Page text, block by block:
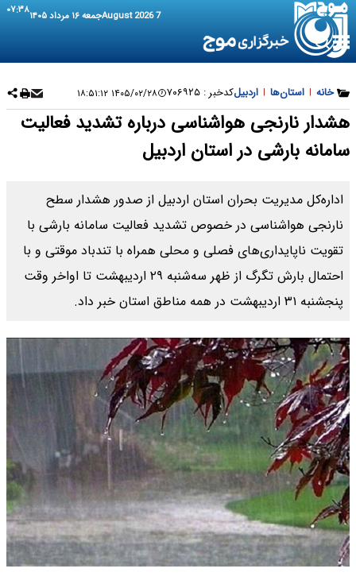
7 August 2026 جمعه ۱۶ مرداد ۱۴۰۵ ۰۷:۳۸
خانه | استان‌ها | اردبیلکدخبر : ۷۰۶۹۲۵ ۱۴۰۵/۰۲/۲۸ ۱۸:۵۱:۱۲
هشدار نارنجی هواشناسی درباره تشدید فعالیت
سامانه بارشی در استان اردبیل
اداره‌کل مدیریت بحران استان اردبیل از صدور هشدار سطح
نارنجی هواشناسی در خصوص تشدید فعالیت سامانه بارشی با
تقویت ناپایداری‌های فصلی و محلی همراه با تندباد موقتی و با
احتمال بارش تگرگ از ظهر سه‌شنبه ۲۹ اردیبهشت تا اواخر وقت
پنجشنبه ۳۱ اردیبهشت در همه مناطق استان خبر داد.